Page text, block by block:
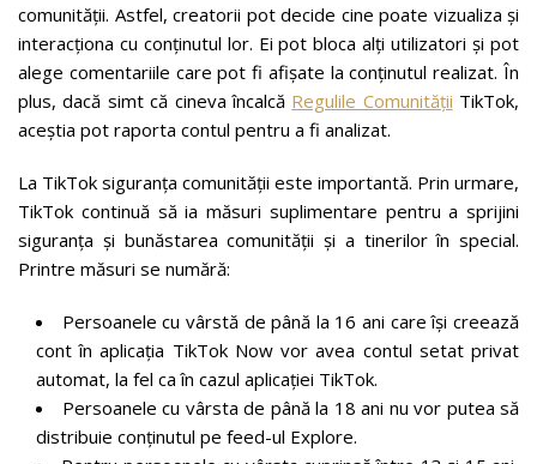
comunității. Astfel, creatorii pot decide cine poate vizualiza și
interacționa cu conținutul lor. Ei pot bloca alți utilizatori și pot
alege comentariile care pot fi afișate la conținutul realizat. În
plus, dacă simt că cineva încalcă Regulile Comunității TikTok,
aceștia pot raporta contul pentru a fi analizat.
La TikTok siguranța comunității este importantă. Prin urmare,
TikTok continuă să ia măsuri suplimentare pentru a sprijini
siguranța și bunăstarea comunității și a tinerilor în special.
Printre măsuri se numără:
Persoanele cu vârstă de până la 16 ani care își creează
cont în aplicația TikTok Now vor avea contul setat privat
automat, la fel ca în cazul aplicației TikTok.
Persoanele cu vârsta de până la 18 ani nu vor putea să
distribuie conținutul pe feed-ul Explore.